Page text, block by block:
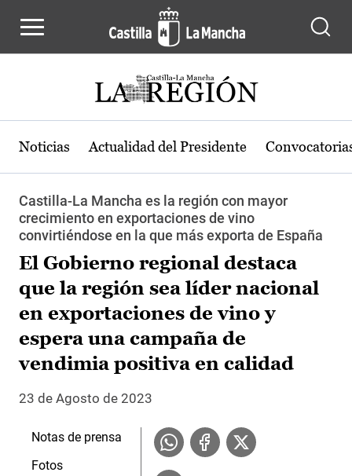
Noticias Actualidad del Presidente
Castilla-La Mancha es la región con mayor
crecimiento en exportaciones de vino
convirtiéndose en la que más exporta de España
El Gobierno regional destaca
que la región sea líder nacional
en exportaciones de vino y
espera una campaña de
vendimia positiva en calidad
23 de Agosto de 2023
Notas de prensa
Fotos